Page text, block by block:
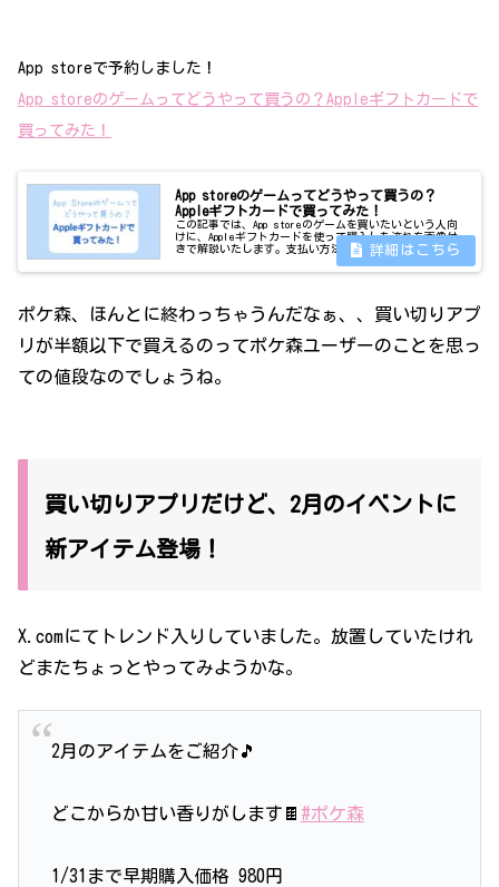
App storeで予約しました ！
App storeのゲームってどうやって買うの？Appleギフトカードで
買ってみた！
App storeのゲームってどうやって買うの？
Appleギフトカードで買ってみた！
この記事では、App storeのゲームを買いたいという人向
けに、Appleギフトカードを使って購入した流れを画像付
きで解説いたします。支払い方法はいろいろありますが、
一番てっとり早い方法でゲームを買ってみました。ここで
はiPhoneを使っ...
ポケ森、ほんとに終わっちゃうんだなぁ、、買い切りアプ
リが半額以下で買えるのってポケ森ユーザーのことを思っ
ての値段なのでしょうね。
買い切りアプリだけど、2月のイベントに
新アイテム登場！
X.comにてトレンド入りしていました。放置していたけれ
どまたちょっとやってみようかな。
2月のアイテムをご紹介🎵
どこからか甘い香りがします🍫 #ポケ森
1/31まで早期購入価格 980円